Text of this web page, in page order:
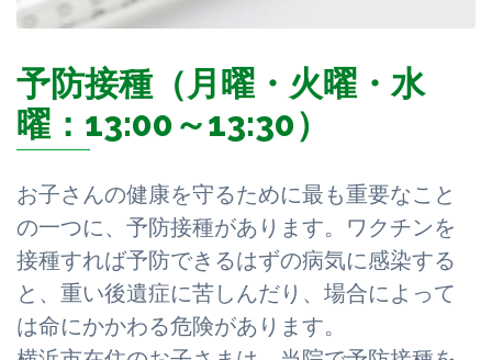
予防接種（月曜・火曜・水
曜：13:00～13:30）
お子さんの健康を守るために最も重要なこと
の一つに、予防接種があります。ワクチンを
接種すれば予防できるはずの病気に感染する
と、重い後遺症に苦しんだり、場合によって
は命にかかわる危険があります。